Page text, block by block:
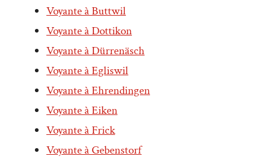
Voyante à Buttwil
Voyante à Dottikon
Voyante à Dürrenäsch
Voyante à Egliswil
Voyante à Ehrendingen
Voyante à Eiken
Voyante à Frick
Voyante à Gebenstorf